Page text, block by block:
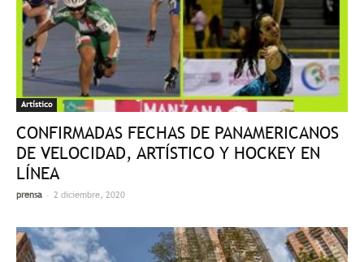
Artístico
CONFIRMADAS FECHAS DE PANAMERICANOS
DE VELOCIDAD, ARTÍSTICO Y HOCKEY EN
LÍNEA
prensa - 2 diciembre, 2020